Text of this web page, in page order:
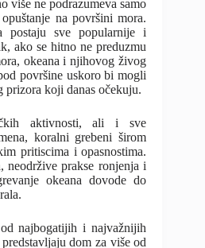
više ne podrazumeva samo
na površini mora.
postaju sve popularnije i
ako se hitno ne preduzmu
okeana i njihovog živog
površine uskoro bi mogli
prizora koji danas očekuju.
aktivnosti, ali i sve
koralni grebeni širom
pritiscima i opasnostima.
neodržive prakse ronjenja i
okeana dovode do
najbogatijih i najvažnijih
dom za više od